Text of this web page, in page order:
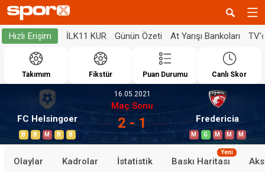
Hızlı Erişim İLK11 KUR Günün Özeti At Yarışı Bankoları
Takımım Fikstür Puan Durumu Canlı Skor
FC Helsingoer
B B M B B
16.05.2021
Maç Sonu
2 - 1 Fredericia
M G M M M
Olaylar Kadrolar İstatistik Baskı Haritası
Yeni